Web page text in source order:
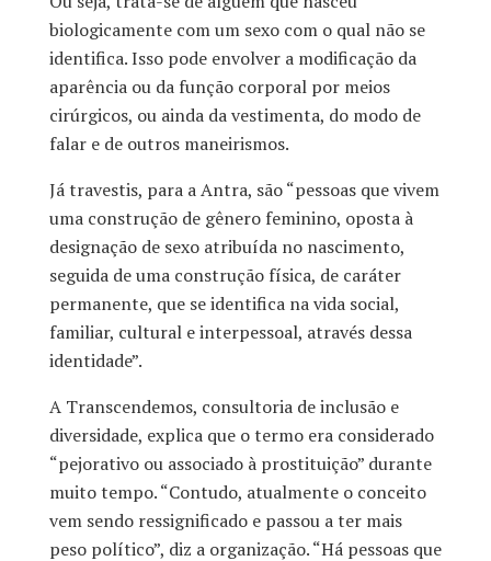
biologicamente com um sexo com o qual não se
identifica. Isso pode envolver a modificação da
aparência ou da função corporal por meios
cirúrgicos, ou ainda da vestimenta, do modo de
falar e de outros maneirismos.
Já travestis, para a Antra, são “pessoas que vivem
uma construção de gênero feminino, oposta à
designação de sexo atribuída no nascimento,
seguida de uma construção física, de caráter
permanente, que se identifica na vida social,
familiar, cultural e interpessoal, através dessa
identidade”.
A Transcendemos, consultoria de inclusão e
diversidade, explica que o termo era considerado
“pejorativo ou associado à prostituição” durante
muito tempo. “Contudo, atualmente o conceito
vem sendo ressignificado e passou a ter mais
peso político”, diz a organização. “Há pessoas que